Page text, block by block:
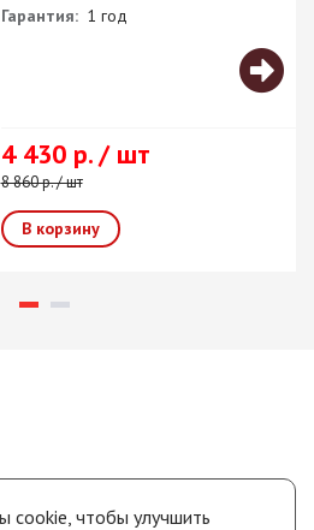
Гарантия: 1 год
4 430 р. / шт
8 860 р. / шт
cookie, чтобы улучшить